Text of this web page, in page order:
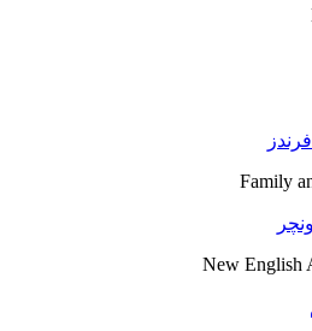
Family
New English